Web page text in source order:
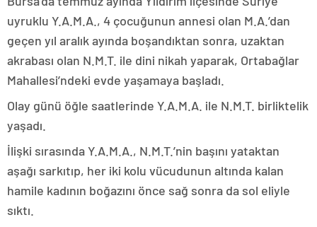
uyruklu Y.A.M.A., 4 çocuğunun annesi olan M.A.’dan
geçen yıl aralık ayında boşandıktan sonra, uzaktan
akrabası olan N.M.T. ile dini nikah yaparak, Ortabağlar
Mahallesi’ndeki evde yaşamaya başladı.
Olay günü öğle saatlerinde Y.A.M.A. ile N.M.T. birliktelik
yaşadı.
İlişki sırasında Y.A.M.A., N.M.T.’nin başını yataktan
aşağı sarkıtıp, her iki kolu vücudunun altında kalan
hamile kadının boğazını önce sağ sonra da sol eliyle
sıktı.